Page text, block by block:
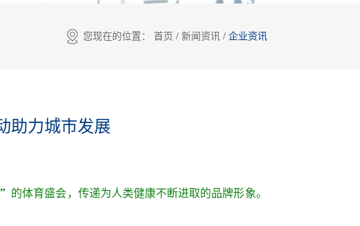
您现在的位置： 首页 / 新闻资讯 / 企业资讯
助力城市发展
体育盛会，传递为人类健康不断进取的品牌形象。